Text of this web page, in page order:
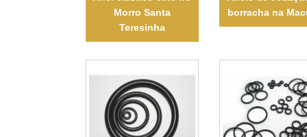
Morro Santa
Teresinha
borracha na